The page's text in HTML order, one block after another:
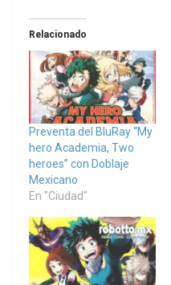
Relacionado
Preventa del BluRay “My
hero Academia, Two
heroes” con Doblaje
Mexicano
En "Ciudad"